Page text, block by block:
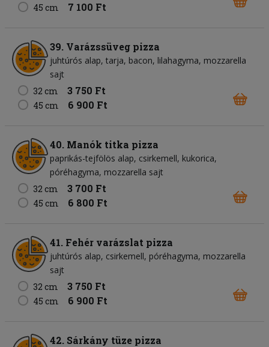
45 cm 7 100 Ft
39. Varázssüveg pizza
juhtúrós alap tarja bacon lilahagyma mozzarella
sajt
32 cm
3 750 Ft
45 cm 6 900 Ft
40. Manók titka pizza
paprikás-tejfölös alap csirkemell kukorica
póréhagyma mozzarella sajt
32 cm
3 700 Ft
45 cm 6 800 Ft
41. Fehér varázslat pizza
juhtúrós alap csirkemell póréhagyma mozzarella
sajt
32 cm
3 750 Ft
45 cm 6 900 Ft
42. Sárkány tüze pizza